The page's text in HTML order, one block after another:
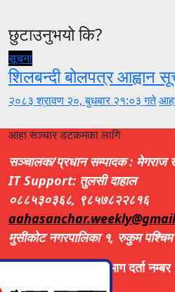
छुटाउनुभयो कि?
सूचना
शिलबन्दी बोलपत्र आह्वान
२०८३ श्रावण २०, बुधबार २१:०३ गते
आहा सञ्चार डटकमका लागि
सञ्चालक/प्रधान सम्पादक : मेगराज
IT Support: तुलसी दाहाल
०८८५३०३६८, ९८५७८२२८१६
मुसीकोट नगरपालिका १, रुकुम
सूचना तथा प्रसारण विभाग दर्ता